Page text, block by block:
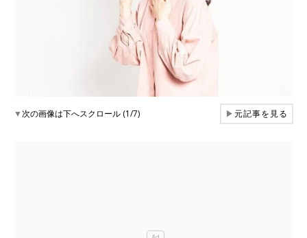
▼次の画像は下へスクロール (1/7) ▶元記事を見る